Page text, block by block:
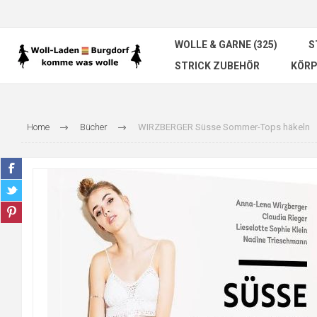
WOLLE & GARNE (325)
STRICK ZUBEHÖR
Home Bücher WIRZBERGER Süsse Sommer-Tops häkeln